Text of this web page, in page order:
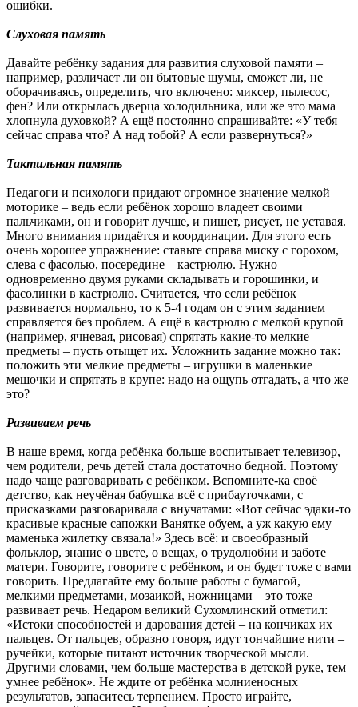
ошибки.
Слуховая память
Давайте ребёнку задания для развития слуховой памяти –
например, различает ли он бытовые шумы, сможет ли, не
оборачиваясь, определить, что включено: миксер, пылесос,
фен? Или открылась дверца холодильника, или же это мама
хлопнула духовкой? А ещё постоянно спрашивайте: «У тебя
сейчас справа что? А над тобой? А если развернуться?»
Тактильная память
Педагоги и психологи придают огромное значение мелкой
моторике – ведь если ребёнок хорошо владеет своими
пальчиками, он и говорит лучше, и пишет, рисует, не уставая.
Много внимания придаётся и координации. Для этого есть
очень хорошее упражнение: ставьте справа миску с горохом,
слева с фасолью, посередине – кастрюлю. Нужно
одновременно двумя руками складывать и горошинки, и
фасолинки в кастрюлю. Считается, что если ребёнок
развивается нормально, то к 5-4 годам он с этим заданием
справляется без проблем. А ещё в кастрюлю с мелкой крупой
(например, ячневая, рисовая) спрятать какие-то мелкие
предметы – пусть отыщет их. Усложнить задание можно так:
положить эти мелкие предметы – игрушки в маленькие
мешочки и спрятать в крупе: надо на ощупь отгадать, а что же
это?
Развиваем речь
В наше время, когда ребёнка больше воспитывает телевизор,
чем родители, речь детей стала достаточно бедной. Поэтому
надо чаще разговаривать с ребёнком. Вспомните-ка своё
детство, как неучёная бабушка всё с прибауточками, с
присказками разговаривала с внучатами: «Вот сейчас эдаки-то
красивые красные сапожки Ванятке обуем, а уж какую ему
маменька жилетку связала!» Здесь всё: и своеобразный
фольклор, знание о цвете, о вещах, о трудолюбии и заботе
матери. Говорите, говорите с ребёнком, и он будет тоже с вами
говорить. Предлагайте ему больше работы с бумагой,
мелкими предметами, мозаикой, ножницами – это тоже
развивает речь. Недаром великий Сухомлинский отметил:
«Истоки способностей и дарования детей – на кончиках их
пальцев. От пальцев, образно говоря, идут тончайшие нити –
ручейки, которые питают источник творческой мысли.
Другими словами, чем больше мастерства в детской руке, тем
умнее ребёнок». Не ждите от ребёнка молниеносных
результатов, запаситесь терпением. Просто играйте,